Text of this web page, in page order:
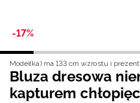
-17%
Model(ka) ma 133 cm wzrostu i
Bluza dresowa
kapturem